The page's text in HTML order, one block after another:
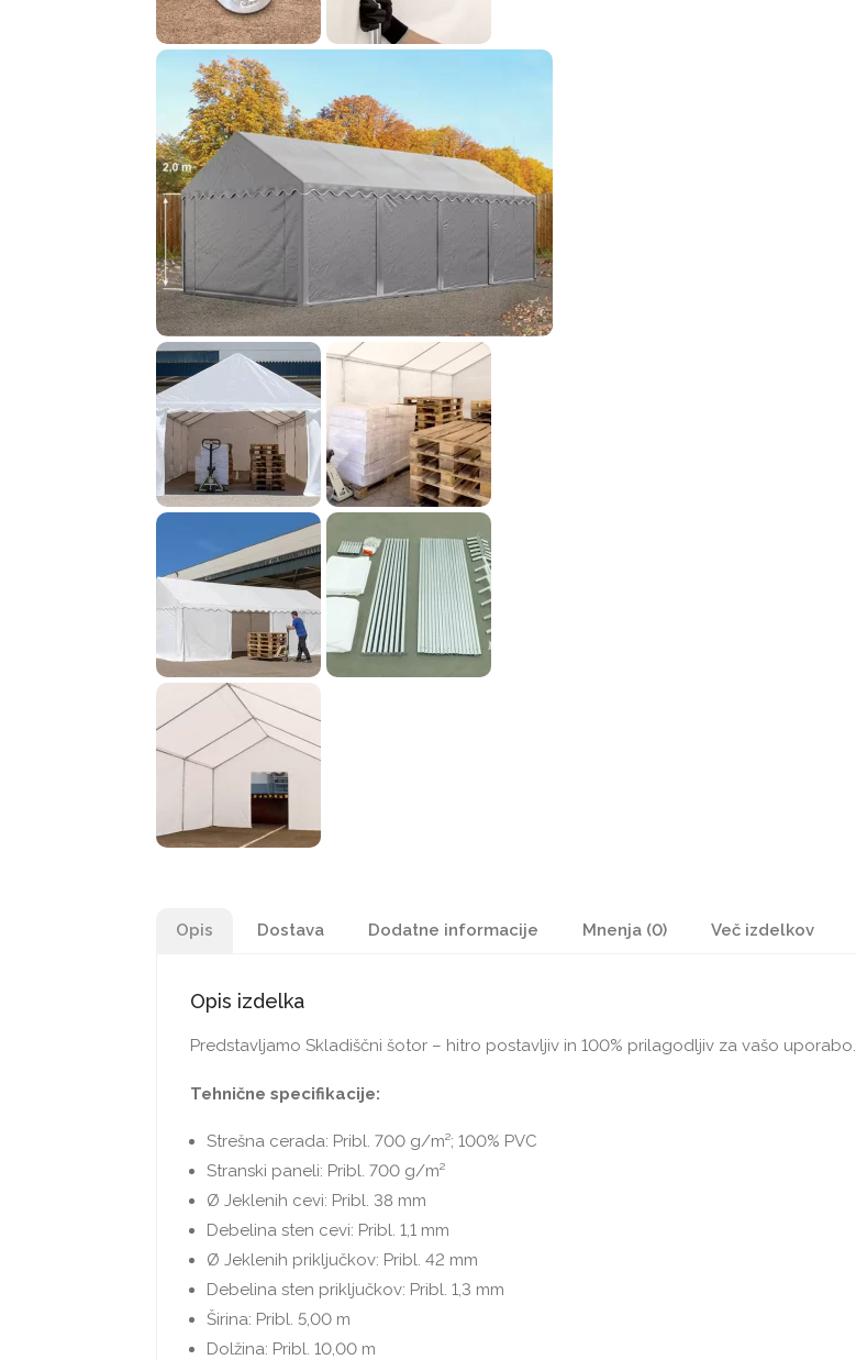
Opis Dostava Dodatne informacije Mnenja (0) Več izdelkov
Opis izdelka
Predstavljamo Skladiščni šotor – hitro postavljiv in 100% prilagodljiv za vašo uporabo.
Tehnične specifikacije:
Strešna cerada: Pribl. 700 g/m²; 100% PVC
Stranski paneli: Pribl. 700 g/m²
Ø Jeklenih cevi: Pribl. 38 mm
Debelina sten cevi: Pribl. 1,1 mm
Ø Jeklenih priključkov: Pribl. 42 mm
Debelina sten priključkov: Pribl. 1,3 mm
Širina: Pribl. 5,00 m
Dolžina: Pribl. 10,00 m